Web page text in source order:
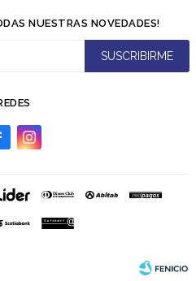

NUESTRAS NOVEDADES!
SUSCRIBIRME